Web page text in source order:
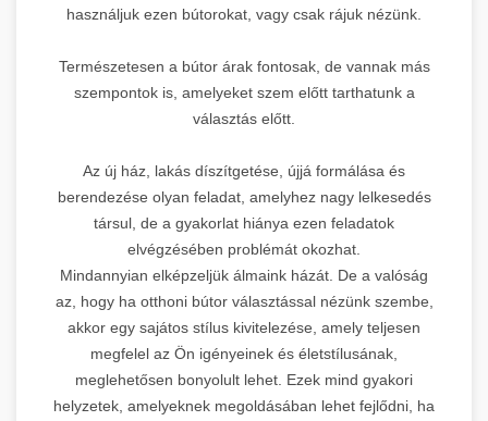
használjuk ezen bútorokat, vagy csak rájuk nézünk.
Természetesen a bútor árak fontosak, de vannak más
szempontok is, amelyeket szem előtt tarthatunk a
választás előtt.
Az új ház, lakás díszítgetése, újjá formálása és
berendezése olyan feladat, amelyhez nagy lelkesedés
társul, de a gyakorlat hiánya ezen feladatok
elvégzésében problémát okozhat.
Mindannyian elképzeljük álmaink házát. De a valóság
az, hogy ha otthoni bútor választással nézünk szembe,
akkor egy sajátos stílus kivitelezése, amely teljesen
megfelel az Ön igényeinek és életstílusának,
meglehetősen bonyolult lehet. Ezek mind gyakori
helyzetek, amelyeknek megoldásában lehet fejlődni, ha